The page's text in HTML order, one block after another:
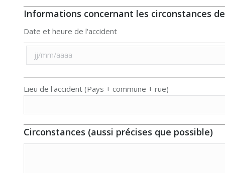
Informations concernant les circonstances
Date et heure de l'accident
Lieu de l'accident (Pays + commune + rue)
Circonstances (aussi précises que possible)